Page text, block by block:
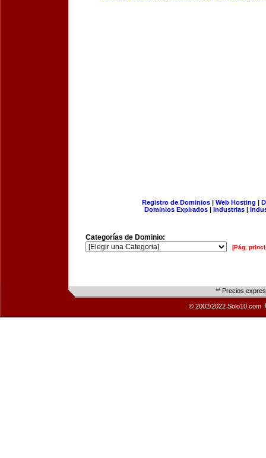
Registro de Dominios| Web Hosting |
Dominios Expirados | Industrias |
Categorías de Dominio:
[Pág.
** Precios
© 2002/2022 Solo10.com